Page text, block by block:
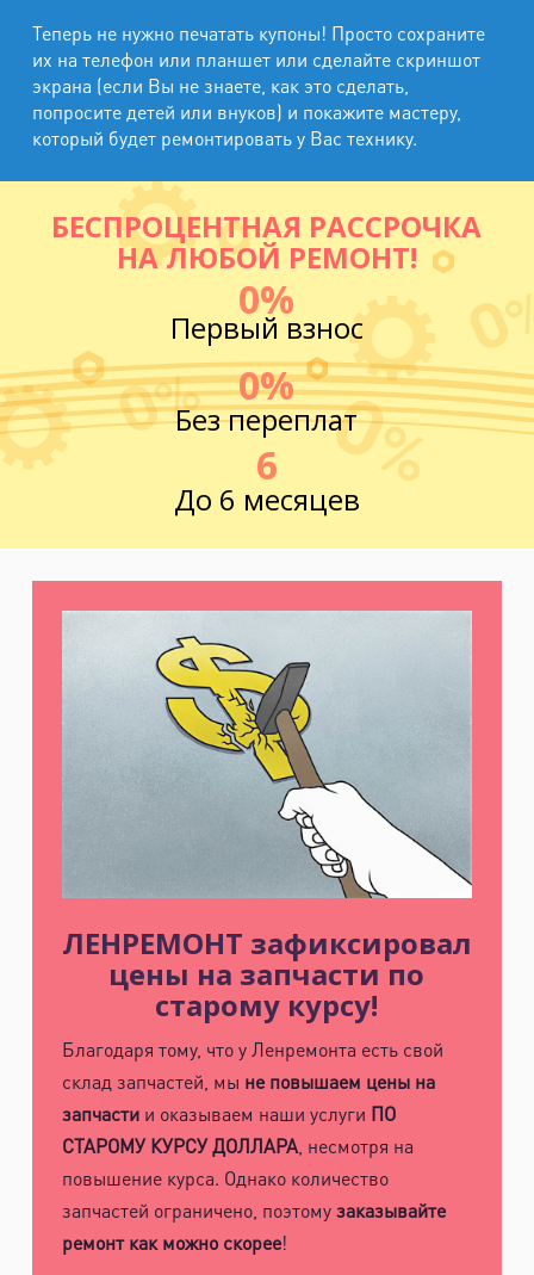
Теперь не нужно печатать купоны! Просто сохраните
их на телефон или планшет или сделайте скриншот
экрана (если Вы не знаете, как это сделать,
попросите детей или внуков) и покажите мастеру,
который будет ремонтировать у Вас технику.
БЕСПРОЦЕНТНАЯ РАССРОЧКА
НА ЛЮБОЙ РЕМОНТ!
0%
Первый взнос
0%
Без переплат
6
До 6 месяцев
ЛЕНРЕМОНТ зафиксировал
цены на запчасти по
старому курсу!
Благодаря тому, что у Ленремонта есть свой
склад запчастей, мы не повышаем цены на
запчастии оказываем наши услуги ПО
СТАРОМУ КУРСУ ДОЛЛАРА, несмотря на
повышение курса. Однако количество
запчастей ограничено, поэтомузаказывайте
ремонт как можно скорее!